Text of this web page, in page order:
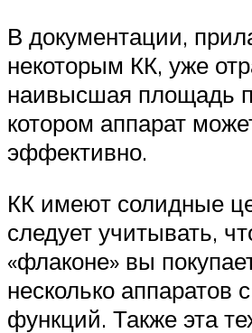
В документации,
некоторым КК, уже
наивысшая площадь
котором аппарат
эффективно.
КК имеют солидные
следует учитывать,
«флаконе» вы
несколько аппаратов
функций. Также эта